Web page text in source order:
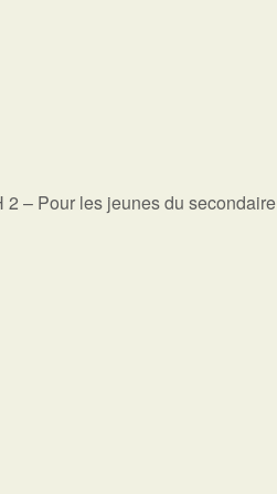
2 – Pour les jeunes du secondaire